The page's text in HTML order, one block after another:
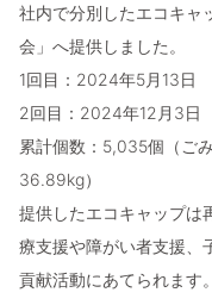
社内で分別したエコキャ
会」へ提供しました。
1回目：2024年5月13
2回目：2024年12月3日
累計個数：5,035個（ご
36.89kg）
提供したエコキャップは
療支援や障がい者支援、
貢献活動にあてられます。